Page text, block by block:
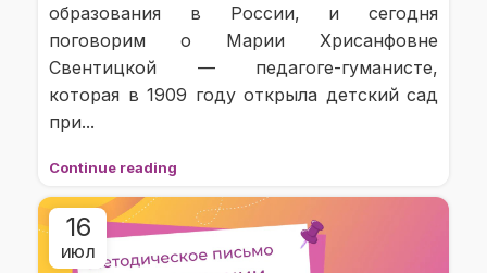
образования в России, и сегодня
поговорим о Марии Хрисанфовне
Свентицкой — педагоге-гуманисте,
которая в 1909 году открыла детский сад
при...
Continue reading
16
ИЮЛ